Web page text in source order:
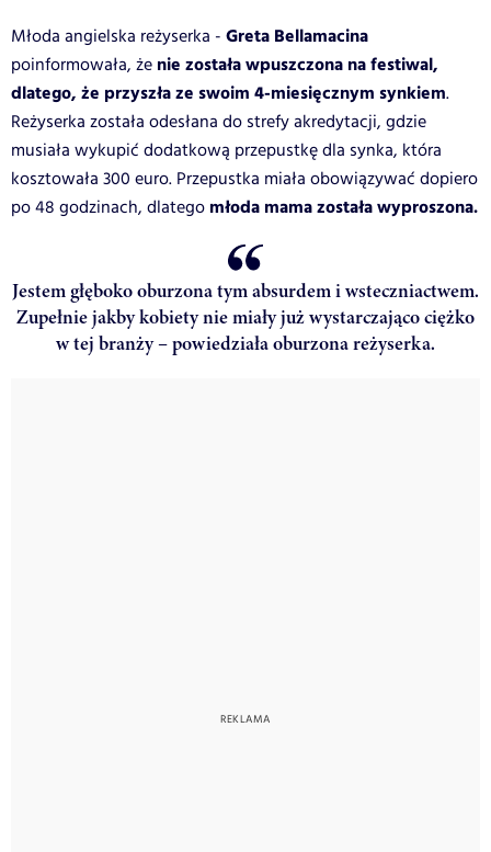
Młoda angielska reżyserka - Greta Bellamacina
poinformowała, że nie została wpuszczona na festiwal,
dlatego, że przyszła ze swoim 4-miesięcznym synkiem.
Reżyserka została odesłana do strefy akredytacji, gdzie
musiała wykupić dodatkową przepustkę dla synka, która
kosztowała 300 euro. Przepustka miała obowiązywać dopiero
po 48 godzinach, dlatego młoda mama została wyproszona.
Jestem głęboko oburzona tym absurdem i wsteczniactwem.
Zupełnie jakby kobiety nie miały już wystarczająco ciężko
w tej branży – powiedziała oburzona reżyserka.